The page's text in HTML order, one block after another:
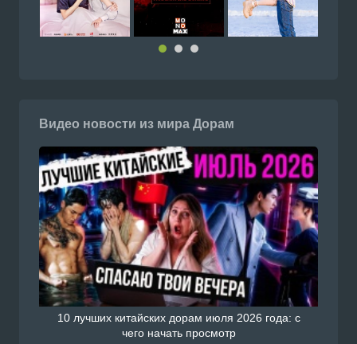
Видео новости из мира Дорам
10 лучших китайских дорам июля 2026 года: с
чего начать просмотр